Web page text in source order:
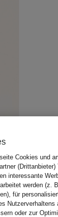
Cookies und
interessante
werden (z.
für
oder zur